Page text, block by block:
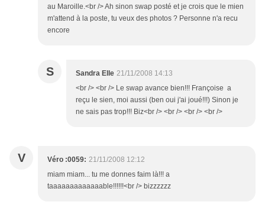
au Maroille.<br /> Ah sinon swap posté et je crois que le mien
m'attend à la poste, tu veux des photos ? Personne n'a recu
encore
S Sandra Elle 21/11/2008 14:13
<br /> <br /> Le swap avance bien!!! Françoise a
reçu le sien, moi aussi (ben oui j'ai joué!!!) Sinon je
ne sais pas trop!!! Biz<br /> <br /> <br /> <br />
V Véro :0059: 21/11/2008 12:12
miam miam... tu me donnes faim là!!! a
taaaaaaaaaaaaable!!!!!!<br /> bizzzzzz